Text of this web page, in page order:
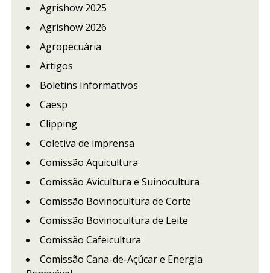
Agrishow 2025
Agrishow 2026
Agropecuária
Artigos
Boletins Informativos
Caesp
Clipping
Coletiva de imprensa
Comissão Aquicultura
Comissão Avicultura e Suinocultura
Comissão Bovinocultura de Corte
Comissão Bovinocultura de Leite
Comissão Cafeicultura
Comissão Cana-de-Açúcar e Energia